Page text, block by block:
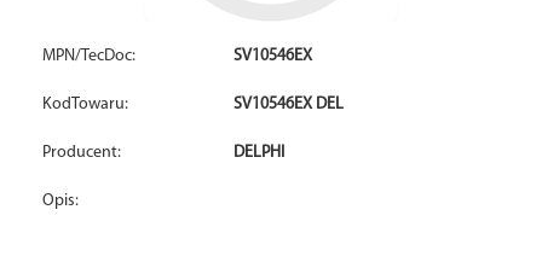
MPN/TecDoc: SV10546EX
KodTowaru: SV10546EX DEL
Producent: DELPHI
Opis: